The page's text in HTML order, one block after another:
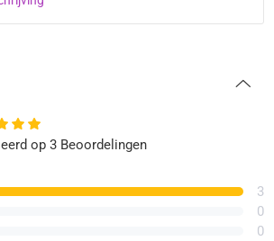
op 3 Beoordelingen
3
0
0